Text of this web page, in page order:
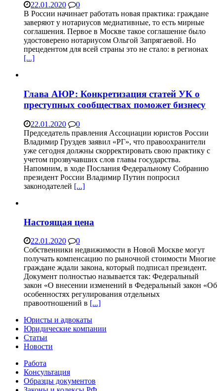
22.01.2020
0
В России начинает работать новая практика: граждане
заверяют у нотариусов медиативные, то есть мирные
соглашения. Первое в Москве такое соглашение было
удостоверено нотариусом Ольгой Запрягаевой. Но
прецедентом для всей страны это не стало: в регионах
[...]
Глава АЮР: Конкретизация статей УК о
преступных сообществах поможет бизнесу
22.01.2020
0
Председатель правления Ассоциации юристов России
Владимир Груздев заявил «РГ», что правоохранители
уже сегодня должны скорректировать свою практику с
учетом прозвучавших слов главы государства.
Напомним, в ходе Послания Федеральному Собранию
президент России Владимир Путин попросил
законодателей [...]
Настоящая цена
22.01.2020
0
Собственники недвижимости в Новой Москве могут
получать компенсацию по рыночной стоимости Многие
граждане ждали закона, который подписал президент.
Документ полностью называется так: Федеральный
закон «О внесении изменений в Федеральный закон «Об
особенностях регулирования отдельных
правоотношений в [...]
Юристы и адвокаты
Юридические компании
Статьи
Новости
Работа
Консультация
Образцы документов